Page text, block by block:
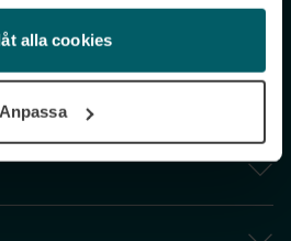
du samtliga cookies medan du
anpassa användningen av
ditt samtycke när som helst.
alla cookies
Anpassa